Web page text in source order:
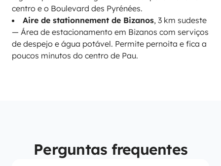
centro e o Boulevard des Pyrénées.
Aire de stationnement de Bizanos, 3 km sudeste
— Área de estacionamento em Bizanos com serviços
de despejo e água potável. Permite pernoita e fica a
poucos minutos do centro de Pau.
Perguntas frequentes